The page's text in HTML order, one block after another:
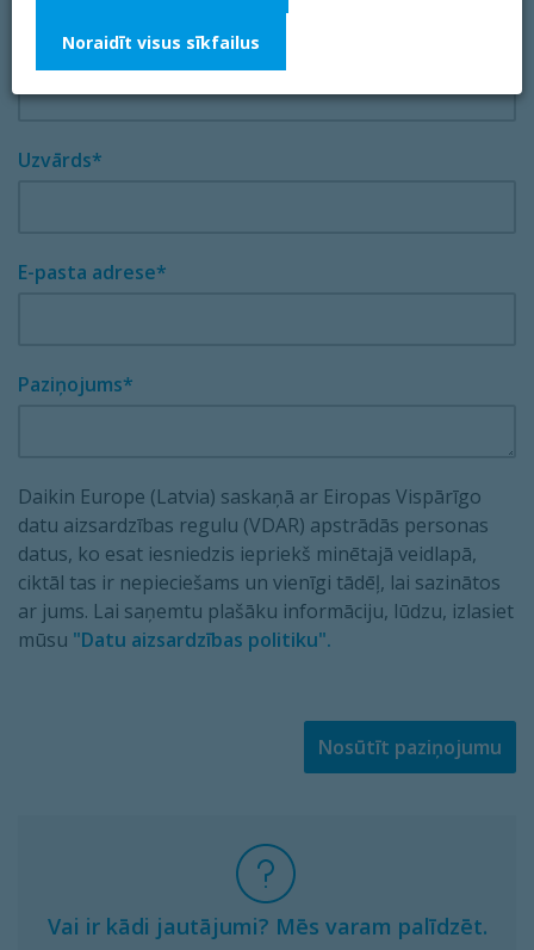
Vārds
Uzvārds
E-pasta adrese
Paziņojums
Daikin Europe (Latvia) saskaņā ar Eiropas Vispārīgo
datu aizsardzības regulu (VDAR) apstrādās personas
datus, ko esat iesniedzis iepriekš minētajā veidlapā,
ciktāl tas ir nepieciešams un vienīgi tādēļ, lai sazinātos
ar jums. Lai saņemtu plašāku informāciju, lūdzu, izlasiet
mūsu "Datu aizsardzības politiku".
Nosūtīt paziņojumu
Vai ir kādi jautājumi? Mēs varam palīdzēt.
Noraidīt visus sīkfailus